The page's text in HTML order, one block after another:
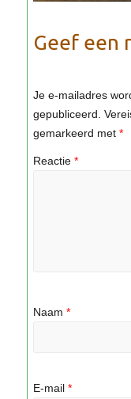
Geef een
Je e-mailadres
gepubliceerd.
gemarkeerd met *
Reactie *
Naam *
E-mail *